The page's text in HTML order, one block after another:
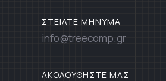
ΣΤΕΙΛΤΕ ΜΗΝΥΜΑ
info@treecomp.gr
ΑΚΟΛΟΥΘΗΣΤΕ ΜΑΣ